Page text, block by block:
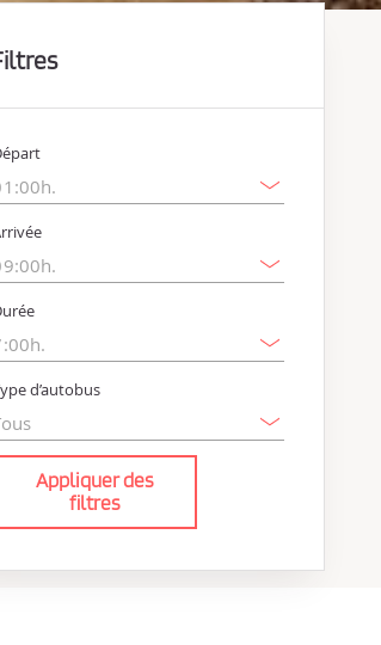
d’autobus
Appliquer des
filtres